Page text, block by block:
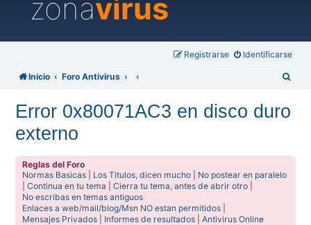
zonavirus
Identificarse
Registrarse
Inicio Foro Antivirus
Error 0x80071AC3 en disco duro
externo
Reglas del Foro
Normas Basicas
Los Titulos, dicen mucho
No postear en paralelo
|Continua en tu tema |Cierra tu tema, antes de abrir otro
No escribas en temas antiguos
Enlaces a web/mail/blog/Msn NO estan permitidos
Mensajes Privados
Informes de resultados |Antivirus Online